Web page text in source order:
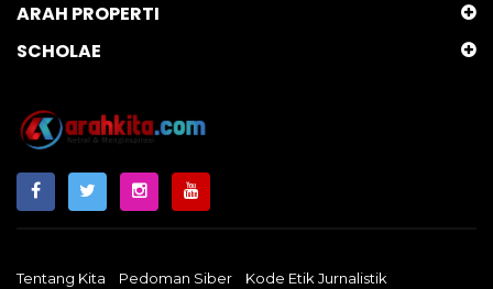
ARAH PROPERTI
SCHOLAE
Tentang Kita Pedoman Siber Kode Etik Jurnalistik